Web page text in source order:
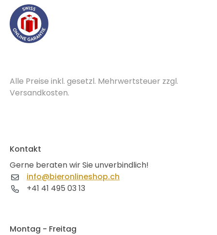
Alle Preise inkl. gesetzl. Mehrwertsteuer zzgl.
Versandkosten.
Kontakt
Gerne beraten wir Sie unverbindlich!
info@bieronlineshop.ch
+41 41 495 03 13
Montag - Freitag